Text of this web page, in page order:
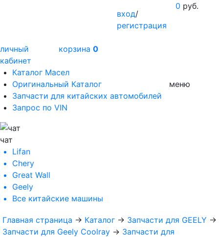
вход/
регистрация
0 руб.
личный
кабинет
корзина 0
Каталог Масел
Оригинальный Каталог
Запчасти для китайских автомобилей
Запрос по VIN
меню
чат
Lifan
Chery
Great Wall
Geely
Все китайские машины
Главная страница → Каталог → Запчасти для GEELY →
Запчасти для Geely Coolray → Запчасти для